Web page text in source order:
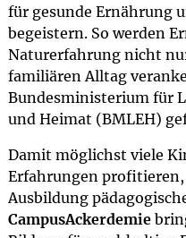
für gesunde Ernährung
begeistern. So werden
Naturerfahrung nicht
familiären Alltag
Bundesministerium für
und Heimat (BMLEH)
Damit möglichst viele
Erfahrungen
Ausbildung
CampusAckerdemie